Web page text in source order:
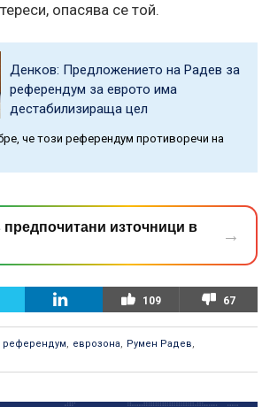
опасява се той.
Денков: Предложението на Радев за
референдум за еврото има
дестабилизираща цел
че този референдум противоречи на
източници в
→
109 67
референдум, еврозона, Румен Радев,